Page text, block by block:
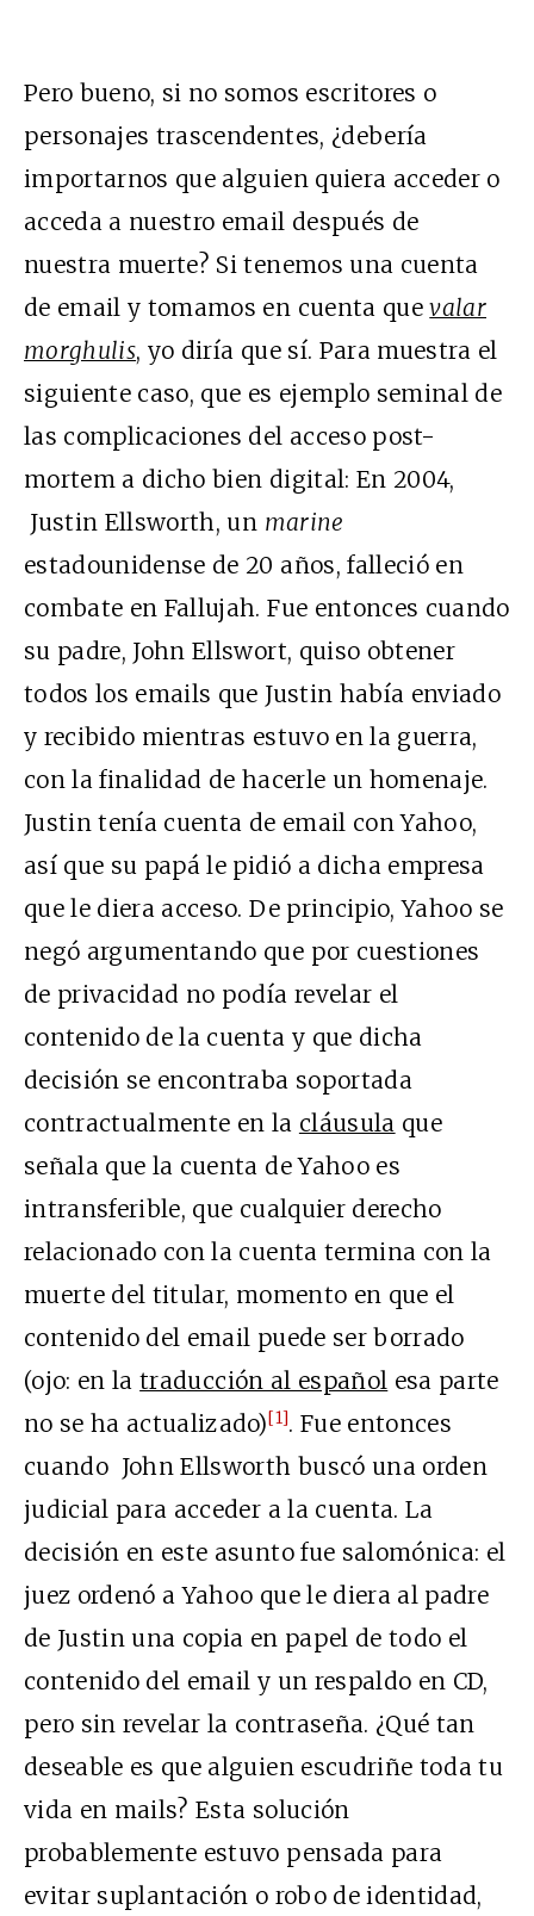
Pero bueno, si no somos escritores o
personajes trascendentes, ¿debería
importarnos que alguien quiera acceder o
acceda a nuestro email después de
nuestra muerte? Si tenemos una cuenta
de email y tomamos en cuenta quevalar
morghulis, yo diría que sí. Para muestra el
siguiente caso, que es ejemplo seminal de
las complicaciones del acceso post-
mortem a dicho bien digital: En 2004,
Justin Ellsworth, un marine
estadounidense de 20 años, falleció en
combate en Fallujah. Fue entonces cuando
su padre, John Ellswort, quiso obtener
todos los emails que Justin había enviado
y recibido mientras estuvo en la guerra,
con la finalidad de hacerle un homenaje.
Justin tenía cuenta de email con Yahoo,
así que su papá le pidió a dicha empresa
que le diera acceso. De principio, Yahoo se
negó argumentando que por cuestiones
de privacidad no podía revelar el
contenido de la cuenta y que dicha
decisión se encontraba soportada
contractualmente en la cláusula que
señala que la cuenta de Yahoo es
intransferible, que cualquier derecho
relacionado con la cuenta termina con la
muerte del titular, momento en que el
contenido del email puede ser borrado
(ojo: en latraducción al español esa parte
no se ha actualizado)[1]. Fue entonces
cuando John Ellsworth buscó una orden
judicial para acceder a la cuenta. La
decisión en este asunto fue salomónica: el
juez ordenó a Yahoo que le diera al padre
de Justin una copia en papel de todo el
contenido del email y un respaldo en CD,
pero sin revelar la contraseña. ¿Qué tan
deseable es que alguien escudriñe toda tu
vida en mails? Esta solución
probablemente estuvo pensada para
evitar suplantación o robo de identidad,